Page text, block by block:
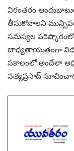
నిరంతరం
తీసుకోవాలని
సమస్యల పరిష్కారంలో
బాధ్యతాయుతంగా
సకాలంలో అందేలా
సత్యప్రసాద్